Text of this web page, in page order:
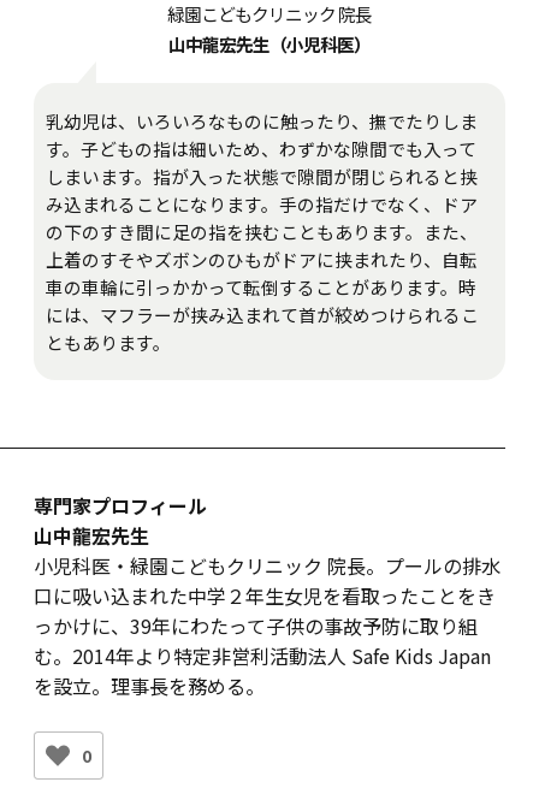
緑園こどもクリニック 院長
山中龍宏先生（小児科医）
乳幼児は、いろいろなものに触ったり、撫でたりしま
す。子どもの指は細いため、わずかな隙間でも入って
しまいます。指が入った状態で隙間が閉じられると挟
み込まれることになります。手の指だけでなく、ドア
の下のすき間に足の指を挟むこともあります。また、
上着のすそやズボンのひもがドアに挟まれたり、自転
車の車輪に引っかかって転倒することがあります。時
には、マフラーが挟み込まれて首が絞めつけられるこ
ともあります。
専門家プロフィール
山中龍宏先生
小児科医・緑園こどもクリニック 院長。プールの排水
口に吸い込まれた中学２年生女児を看取ったことをき
っかけに、39年にわたって子供の事故予防に取り組
む。2014年より特定非営利活動法人 Safe Kids Japan
を設立。理事長を務める。
0